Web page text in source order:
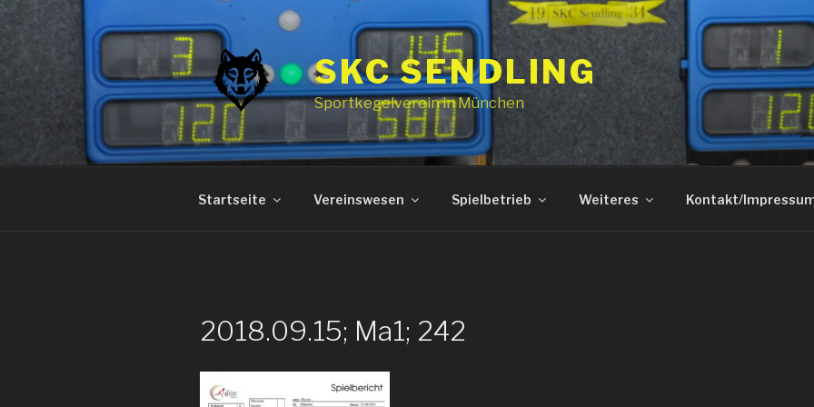
Zum
Inhalt
springen
SKC SENDLING
Sportkegelverein in München
Startseite Vereinswesen Spielbetrieb Weiteres Kontakt/
2018.09.15; Ma1; 242